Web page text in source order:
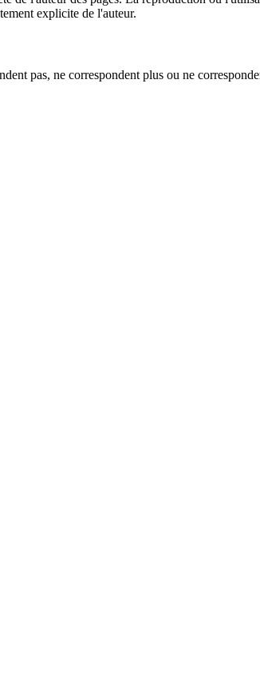
explicite de l'auteur.
pas, ne correspondent plus ou ne